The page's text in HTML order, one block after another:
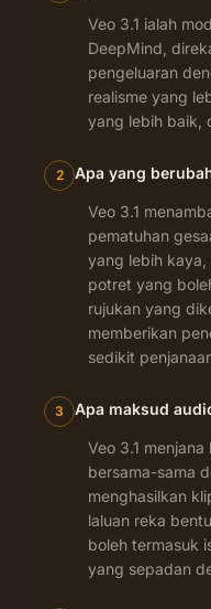
Veo 3.1 ialah
DeepMind,
pengeluaran
realisme yang
yang lebih baik,
2 Apa yang
Veo 3.1
pematuhan
yang lebih
potret yang
rujukan yang
memberikan
sedikit
3 Apa maksud
Veo 3.1
bersama-sama
menghasilkan
laluan reka
boleh termasuk
yang sepadan